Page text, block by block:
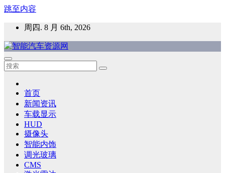
跳至内容
周四. 8 月 6th, 2026
智能汽车资源网
智能表面，智能内饰，新能源汽车，HMI，人车交互，智能车
首页
新闻资讯
车载显示
HUD
摄像头
智能内饰
调光玻璃
CMS